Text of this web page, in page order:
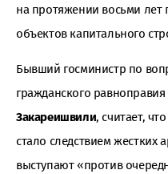
на протяжении восьми лет
объектов капитального
Бывший госминистр по
гражданского
Закареишвили, считает,
стало следствием жестких
выступают «против